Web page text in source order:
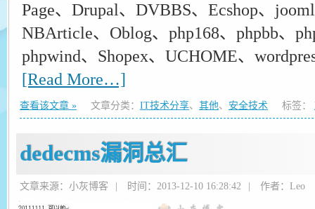
Page、Drupal、DVBBS、Ecshop、
NBArticle、Oblog、php168、phpbb、
phpwind、Shopex、UCHOME、
[Read More…]
查看该文章 » 文章分类： IT技术分享、 其他、 安全技术 标签：
dedecms漏洞总汇
文章来源：小灰博客 时间：2013-12-10 16:28:42 作者：Leo